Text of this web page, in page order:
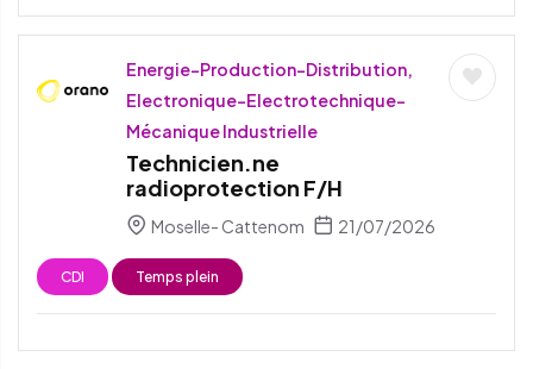
Energie-Production-Distribution,
Electronique-Electrotechnique-
Mécanique Industrielle
Technicien.ne
radioprotection F/H
Moselle- Cattenom 21/07/2026
CDI Temps plein